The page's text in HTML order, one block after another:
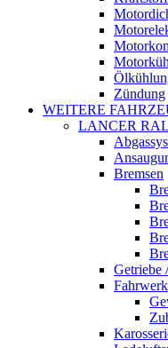
Zündung
WEITERE
LANCER
Bremsen
Getriebe
Fahrwerk